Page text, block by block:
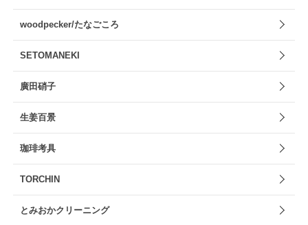
woodpecker/たなごころ
SETOMANEKI
廣田硝子
生姜百景
珈琲考具
TORCHIN
とみおかクリーニング